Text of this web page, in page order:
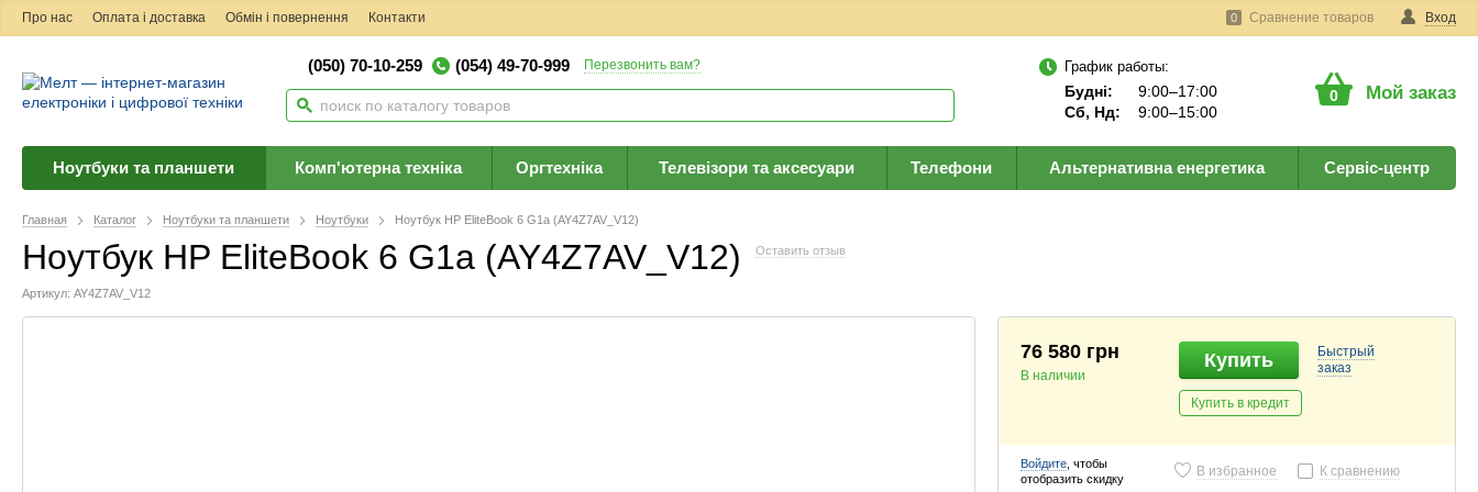
Про нас Оплата і доставка Обмін і повернення Контакти Вход
0 Сравнение товаров
(050) 70-10-259 (054) 49-70-999 Перезвонить вам? График работы:
Будні:
9:00–17:00
Сб, Нд:
9:00–15:00
0 Мой заказ
Ноутбуки та планшети Комп'ютерна техніка Оргтехніка Телевізори та аксесуари Телефони Альтернативна енергетика Сервіс-центр
Главная Каталог Ноутбуки та планшети Ноутбуки Ноутбук HP EliteBook 6 G1a (AY4Z7AV_V12)
Ноутбук HP EliteBook 6 G1a (AY4Z7AV_V12) Оставить отзыв
Артикул: AY4Z7AV_V12
76 580 грн
В наличии
Купить
Купить в кредит
Быстрый
заказ
Войдите, чтобы
отобразить скидку
В избранное К сравнению